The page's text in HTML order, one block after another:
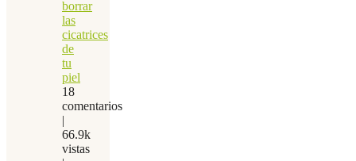
borrar
las
cicatrices
de
tu
piel
18
comentarios
|
66.9k
vistas